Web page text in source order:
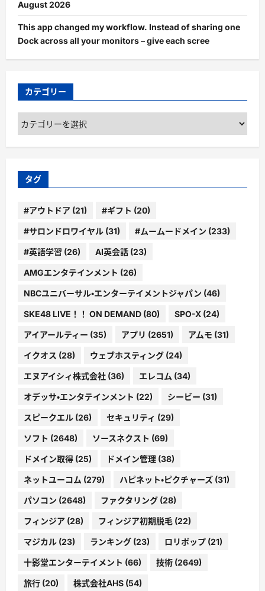
August 2026
This app changed my workflow. Instead of sharing one
Dock across all your monitors – give each scree
カテゴリー
カ
テ
ゴ
ー
タグ
#アウトドア (21) #ギフト (20)
#サロンドロワイヤル (31) #ムームードメイン (233)
#英語学習 (26) AI英会話 (23)
AMGエンタテインメント (26)
NBCユニバーサル・エンターテイメントジャパン (46)
SKE48 LIVE！！ ON DEMAND (80) SPO-X (24)
アイアールティー (35) アプリ (2651) アムモ (31)
イクオス (28) ウェブホスティング (24)
エヌアイシィ株式会社 (36) エレコム (34)
オデッサ・エンタテインメント (22) シービー (31)
スピークエル (26) セキュリティ (29)
ソフト (2648) ソースネクスト (69)
ドメイン取得 (25) ドメイン管理 (38)
ネットユーコム (279) ハピネット・ピクチャーズ (31)
パソコン (2648) ファクタリング (28)
フィンジア (28) フィンジア初期脱毛 (22)
マジカル (23) ランキング (23) ロリポップ (21)
十影堂エンターテイメント (66) 技術 (2649)
旅行 (20) 株式会社AHS (54)